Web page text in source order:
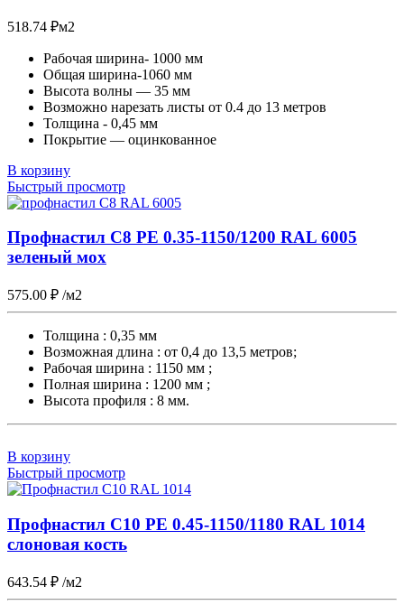
518.74 ₽м2
Рабочая ширина- 1000 мм
Общая ширина-1060 мм
Высота волны — 35 мм
Возможно нарезать листы от 0.4 до 13 метров
Толщина - 0,45 мм
Покрытие — оцинкованное
В корзину
Быстрый просмотр
Профнастил С8 PE 0.35-1150/1200 RAL 6005
зеленый мох
575.00 ₽ /м2
Толщина : 0,35 мм
Возможная длина : от 0,4 до 13,5 метров;
Рабочая ширина : 1150 мм ;
Полная ширина : 1200 мм ;
Высота профиля : 8 мм.
В корзину
Быстрый просмотр
Профнастил С10 PE 0.45-1150/1180 RAL 1014
слоновая кость
643.54 ₽ /м2